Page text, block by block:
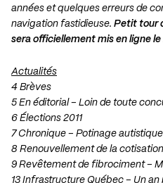
années et quelques erreurs de
navigation fastidieuse. Petit tour
sera officiellement mis en ligne le
Actualités
4 Brèves
5 En éditorial – Loin de toute
6 Élections 2011
7 Chronique – Potinage autistique
8 Renouvellement de la cotisation
9 Revêtement de fibrociment –
13 Infrastructure Québec – Un an